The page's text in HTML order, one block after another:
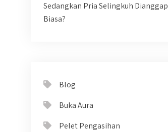
Sedangkan Pria Selingkuh Dianggap
Biasa?
Blog
Buka Aura
Pelet Pengasihan